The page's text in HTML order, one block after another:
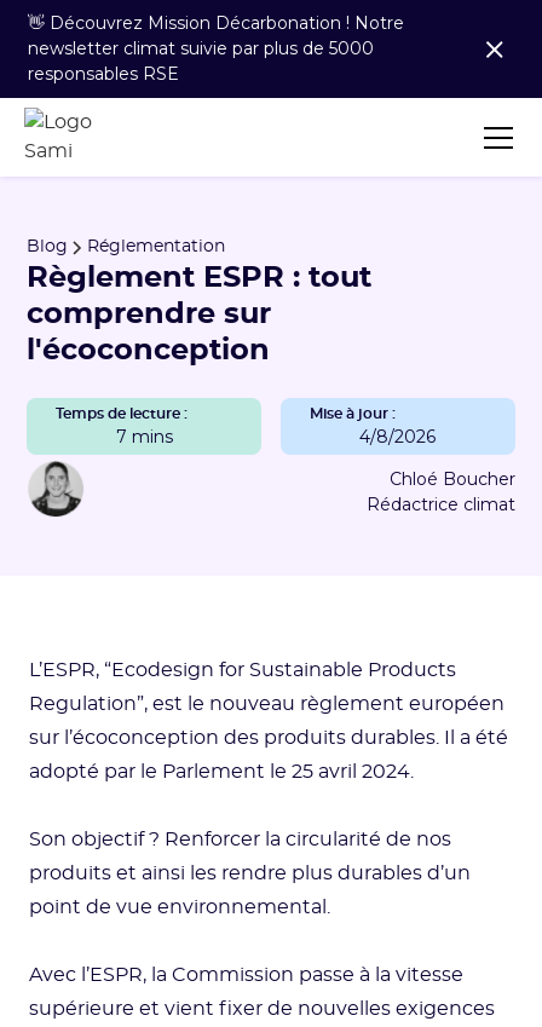
👋 Découvrez Mission Décarbonation ! Notre
newsletter climat suivie par plus de 5000
responsables RSE
Blog Réglementation
Règlement ESPR : tout
comprendre sur
l'écoconception
Temps de lecture :
7 mins
Mise à jour :
4/8/2026
Chloé Boucher
Rédactrice climat
L’ESPR, “Ecodesign for Sustainable Products
Regulation”, est le nouveau règlement européen
sur l’écoconception des produits durables. Il a été
adopté par le Parlement le 25 avril 2024.
Son objectif ? Renforcer la circularité de nos
produits et ainsi les rendre plus durables d’un
point de vue environnemental.
Avec l’ESPR, la Commission passe à la vitesse
supérieure et vient fixer de nouvelles exigences